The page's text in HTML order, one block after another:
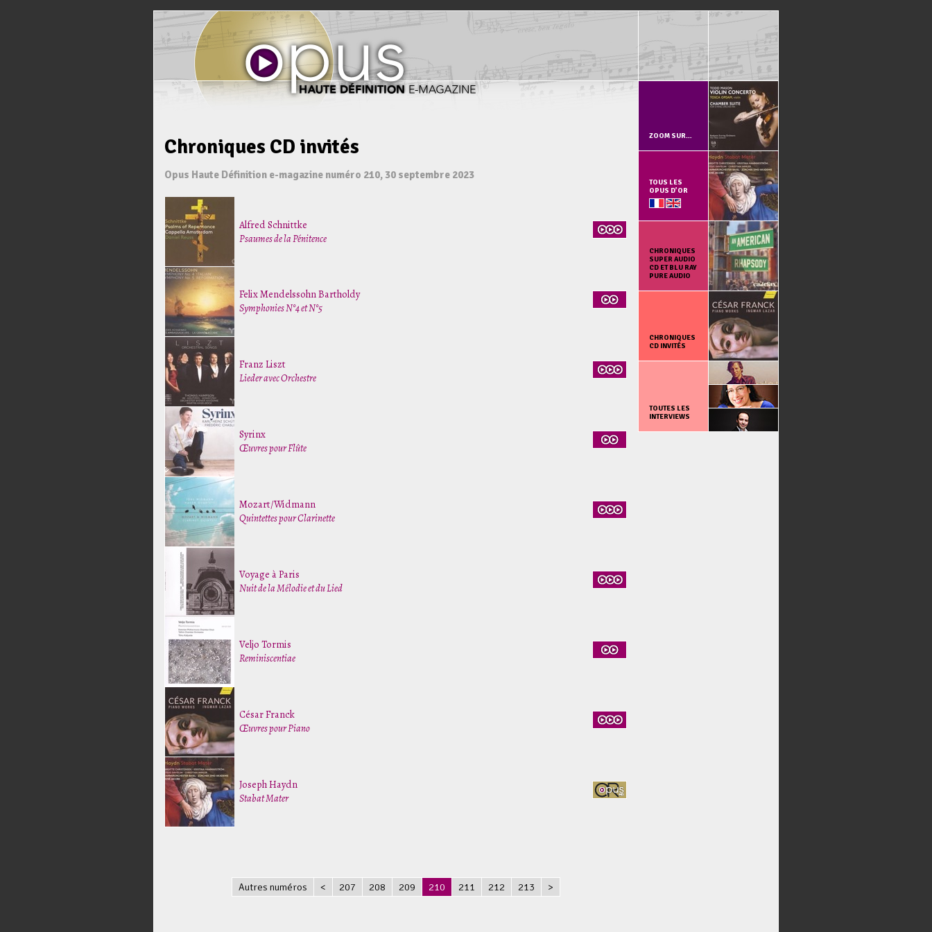
Chroniques CD invités
Opus Haute Définition e-magazine numéro 210, 30 septembre 2023
Alfred Schnittke
Psaumes de la Pénitence
Felix Mendelssohn Bartholdy
Symphonies N°4 et N°5
Franz Liszt
Lieder avec Orchestre
Syrinx
Œuvres pour Flûte
Mozart/Widmann
Quintettes pour Clarinette
Voyage à Paris
Nuit de la Mélodie et du Lied
Veljo Tormis
Reminiscentiae
César Franck
Œuvres pour Piano
Joseph Haydn
Stabat Mater
Autres numéros < 207 208 209 210 211 212 213 >
ZOOM SUR…
TOUS LES
OPUS D’OR
CHRONIQUES
SUPER AUDIO
CD ET BLU RAY
PURE AUDIO
CHRONIQUES
CD INVITÉS
TOUTES LES
INTERVIEWS